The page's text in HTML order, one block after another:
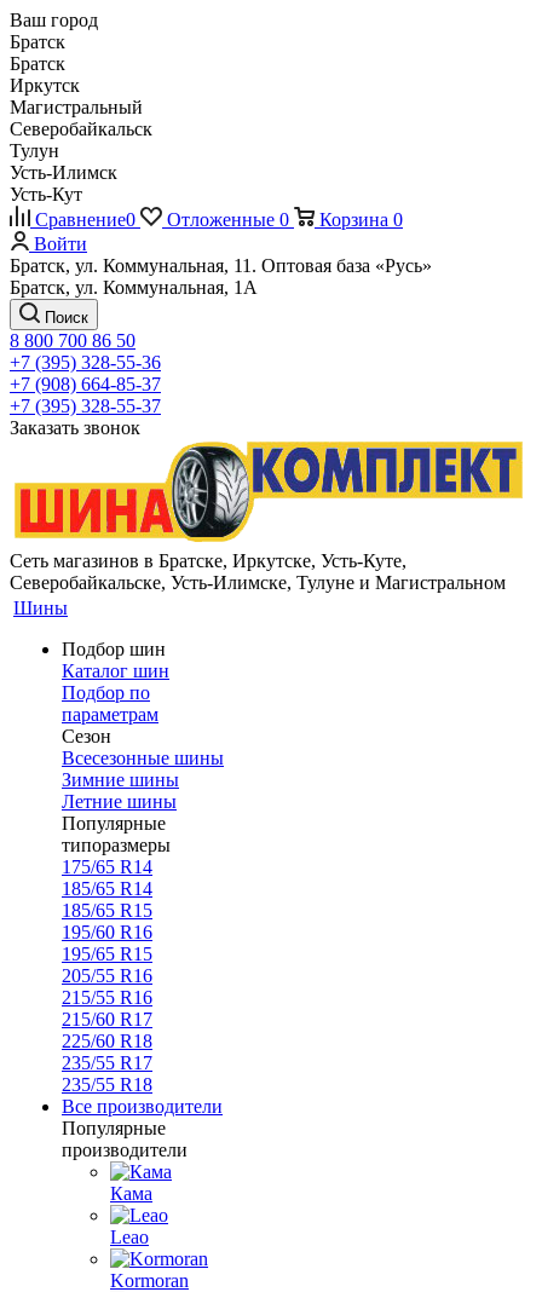
Ваш город
Братск
Братск
Иркутск
Магистральный
Северобайкальск
Тулун
Усть-Илимск
Усть-Кут
Сравнение0 Отложенные 0 Корзина 0
Войти
Братск, ул. Коммунальная, 11. Оптовая база «Русь»
Братск, ул. Коммунальная, 1А
Поиск
8 800 700 86 50
+7 (395) 328-55-36
+7 (908) 664-85-37
+7 (395) 328-55-37
Заказать звонок
Сеть магазинов в Братске, Иркутске, Усть-Куте,
Северобайкальске, Усть-Илимске, Тулуне и Магистральном
Шины
Подбор шин
Каталог шин
Подбор по
параметрам
Сезон
Всесезонные шины
Зимние шины
Летние шины
Популярные
типоразмеры
175/65 R14
185/65 R14
185/65 R15
195/60 R16
195/65 R15
205/55 R16
215/55 R16
215/60 R17
225/60 R18
235/55 R17
235/55 R18
Все производители
Популярные
производители
Кама
Leao
Kormoran